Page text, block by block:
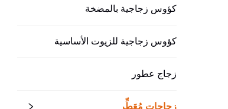
كؤوس زجاجية بالمضخة
كؤوس زجاجية للزيوت الأساسية
زجاج عطور
زجاجات مُعَطِّر